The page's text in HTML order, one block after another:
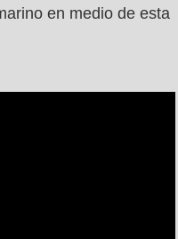
en medio de esta